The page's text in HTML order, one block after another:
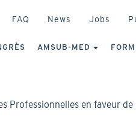
HEADER
FAQ News Jobs
AMSUB-MED
Professionnelles en faveur